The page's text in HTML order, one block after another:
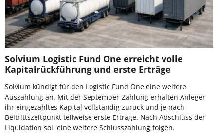
Solvium Logistic Fund One erreicht volle
Kapitalrückführung und erste Erträge
Solvium kündigt für den Logistic Fund One eine weitere
Auszahlung an. Mit der September-Zahlung erhalten Anleger
ihr eingezahltes Kapital vollständig zurück und je nach
Beitrittszeitpunkt teilweise erste Erträge. Nach Abschluss der
Liquidation soll eine weitere Schlusszahlung folgen.